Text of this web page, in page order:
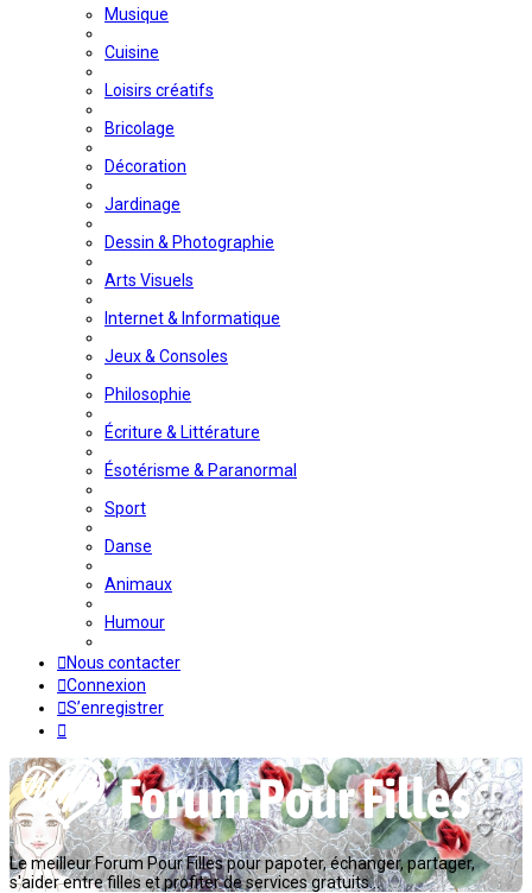
Musique
Cuisine
Loisirs créatifs
Bricolage
Décoration
Jardinage
Dessin & Photographie
Arts Visuels
Internet & Informatique
Jeux & Consoles
Philosophie
Écriture & Littérature
Ésotérisme & Paranormal
Sport
Danse
Animaux
Humour
Nous contacter
Connexion
S’enregistrer
Le meilleur Forum Pour Filles pour papoter, échanger, partager,
s'aider entre filles et profiter de services gratuits...